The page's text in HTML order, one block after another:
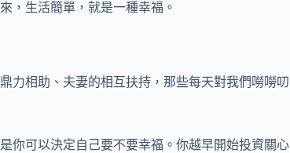
，生活簡單，就是一種幸福。
力相助、夫妻的相互扶持，那些每天對我們嘮嘮叨
你可以決定自己要不要幸福。你越早開始投資關心